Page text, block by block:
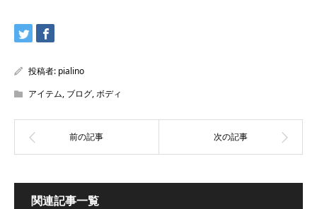
投稿者: pialino
アイテム, ブログ,ボディ
関連記事一覧